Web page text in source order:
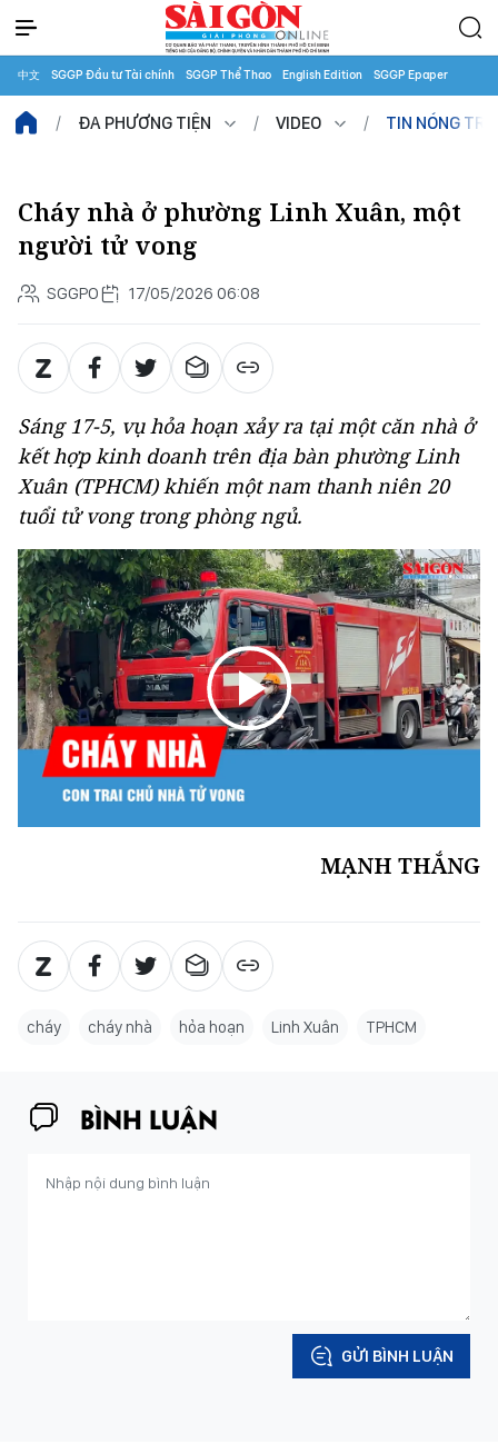
中文 SGGP Đầu tư Tài chính SGGP Thể Thao English Edition SGGP Epaper
ĐA PHƯƠNG TIỆN VIDEO TIN NÓNG
Cháy nhà ở phường Linh Xuân, một
người tử vong
SGGPO 17/05/2026 06:08
Sáng 17-5, vụ hỏa hoạn xảy ra tại một căn nhà ở
kết hợp kinh doanh trên địa bàn phường Linh
Xuân (TPHCM) khiến một nam thanh niên 20
tuổi tử vong trong phòng ngủ.
MẠNH THẮNG
cháy cháy nhà hỏa hoạn Linh Xuân TPHCM
BÌNH LUẬN
GỬI BÌNH LUẬN